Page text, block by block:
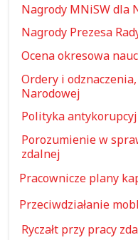
Nagrody MNiSW dla
Nagrody Prezesa
Ocena okresowa
Ordery i
Narodowej
Polityka
Porozumienie w
zdalnej
Pracownicze plany
Przeciwdziałanie
Ryczałt przy pracy